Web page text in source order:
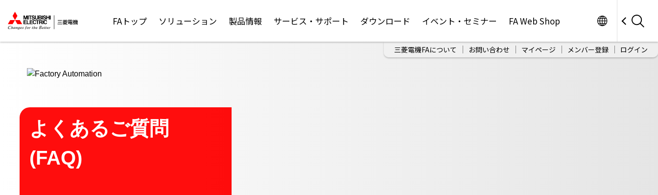
FAトップ ソリューション 製品情報 サービス・サポート ダウンロード イベント・セミナー FA Web Shop
三菱電機FAについて お問い合わせ マイページ メンバー登録 ログイン
よくあるご質問
(FAQ)